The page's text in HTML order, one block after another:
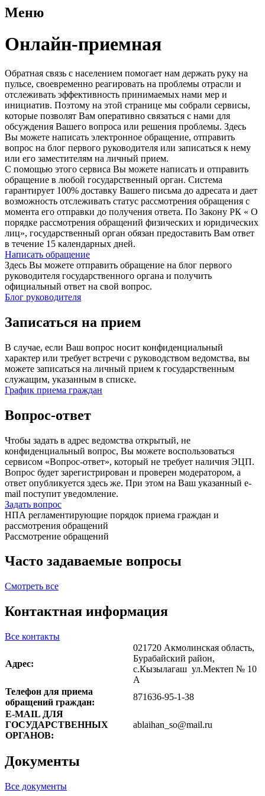
Меню
Онлайн-приемная
Обратная связь с населением помогает нам держать руку на
пульсе, своевременно реагировать на проблемы отрасли и
отслеживать эффективность принимаемых нами мер и
инициатив. Поэтому на этой странице мы собрали сервисы,
которые позволят Вам оперативно связаться с нами для
обсуждения Вашего вопроса или решения проблемы. Здесь
Вы можете написать электронное обращение, отправить
вопрос на блог первого руководителя или записаться к нему
или его заместителям на личный прием.
С помощью этого сервиса Вы можете написать и отправить
обращение в любой государственный орган. Система
гарантирует 100% доставку Вашего письма до адресата и дает
возможность отслеживать статус рассмотрения обращения с
момента его отправки до получения ответа. По Закону РК « О
порядке рассмотрения обращений физических и юридических
лиц», государственный орган обязан предоставить Вам ответ
в течение 15 календарных дней.
Написать обращение
Здесь Вы можете отправить обращение на блог первого
руководителя государственного органа и получить
официальный ответ на свой вопрос.
Блог руководителя
Записаться на прием
В случае, если Ваш вопрос носит конфиденциальный
характер или требует встречи с руководством ведомства, вы
можете записаться на личный прием к государственным
служащим, указанным в списке.
График приема граждан
Вопрос-ответ
Чтобы задать в адрес ведомства открытый, не
конфиденциальный вопрос, Вы можете воспользоваться
сервисом «Вопрос-ответ», который не требует наличия ЭЦП.
Вопрос будет зарегистрирован и проверен модератором, а
ответ опубликуется здесь же. При этом на Ваш указанный e-
mail поступит уведомление.
Задать вопрос
НПА регламентирующие порядок приема граждан и
рассмотрения обращений
Рассмотрение обращений
Часто задаваемые вопросы
Смотреть все
Контактная информация
Все контакты
Адрес:
021720 Акмолинская область,
Бурабайский район,
с.Кызылагаш ул.Мектеп № 10
А
Телефон для приема
обращений граждан:
871636-95-1-38
E-MAIL ДЛЯ
ГОСУДАРСТВЕННЫХ
ОРГАНОВ:
ablaihan_so@mail.ru
Документы
Все документы